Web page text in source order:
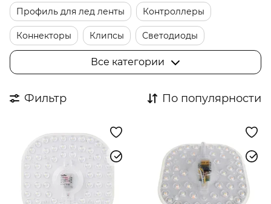
Профиль для лед ленты Контроллеры
Коннекторы Клипсы Светодиоды
Трансформаторы Фурнитура
Все категории
Фильтр По популярности